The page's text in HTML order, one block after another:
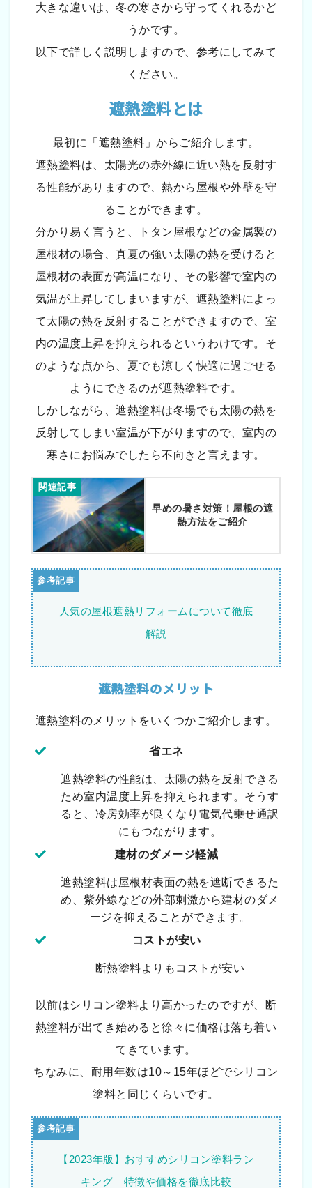
大きな違いは、冬の寒さから守ってくれるかど
うかです。
以下で詳しく説明しますので、参考にしてみて
ください。
遮熱塗料とは
最初に「遮熱塗料」からご紹介します。
遮熱塗料は、太陽光の赤外線に近い熱を反射す
る性能がありますので、熱から屋根や外壁を守
ることができます。
分かり易く言うと、トタン屋根などの金属製の
屋根材の場合、真夏の強い太陽の熱を受けると
屋根材の表面が高温になり、その影響で室内の
気温が上昇してしまいますが、遮熱塗料によっ
て太陽の熱を反射することができますので、室
内の温度上昇を抑えられるというわけです。そ
のような点から、夏でも涼しく快適に過ごせる
ようにできるのが遮熱塗料です。
しかしながら、遮熱塗料は冬場でも太陽の熱を
反射してしまい室温が下がりますので、室内の
寒さにお悩みでしたら不向きと言えます。
関連記事
早めの暑さ対策！屋根の遮
熱方法をご紹介
人気の屋根遮熱リフォームについて徹底
解説
遮熱塗料のメリット
遮熱塗料のメリットをいくつかご紹介します。
省エネ
遮熱塗料の性能は、太陽の熱を反射できる
ため室内温度上昇を抑えられます。そうす
ると、冷房効率が良くなり電気代乗せ通訳
にもつながります。
建材のダメージ軽減
遮熱塗料は屋根材表面の熱を遮断できるた
め、紫外線などの外部刺激から建材のダメ
ージを抑えることができます。
コストが安い
断熱塗料よりもコストが安い
以前はシリコン塗料より高かったのですが、断
熱塗料が出てき始めると徐々に価格は落ち着い
てきています。
ちなみに、耐用年数は10～15年ほどでシリコン
塗料と同じくらいです。
【2023年版】おすすめシリコン塗料ラン
キング｜特徴や価格を徹底比較